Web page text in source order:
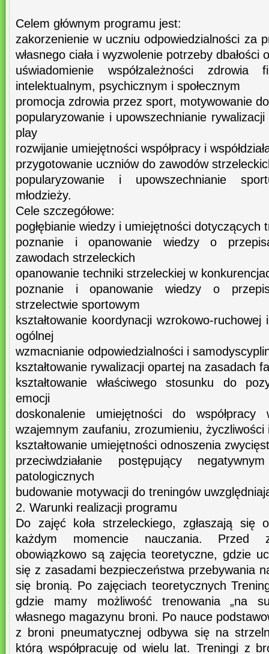
Celem głównym programu jest:
zakorzenienie w uczniu odpowiedzialności za
własnego ciała i wyzwolenie potrzeby dbałości
uświadomienie współzależności
intelektualnym, psychicznym i społecznym
promocja zdrowia przez sport, motywowanie
popularyzowanie i upowszechnianie
play
rozwijanie umiejętności współpracy i
przygotowanie uczniów do zawodów
popularyzowanie i upowszechnianie
młodzieży.
Cele szczegółowe:
pogłębianie wiedzy i umiejętności dotyczących
poznanie i opanowanie wiedzy o
zawodach strzeleckich
opanowanie techniki strzeleckiej w
poznanie i opanowanie wiedzy o
strzelectwie sportowym
kształtowanie koordynacji wzrokowo-
ogólnej
wzmacnianie odpowiedzialności i
kształtowanie rywalizacji opartej na zasadach
kształtowanie właściwego stosunku do
emocji
doskonalenie umiejętności do
wzajemnym zaufaniu, zrozumieniu, życzliwości
kształtowanie umiejętności odnoszenia
przeciwdziałanie postępujący
patologicznych
budowanie motywacji do treningów
2. Warunki realizacji programu
Do zajęć koła strzeleckiego, zgłaszają się
każdym momencie nauczania. Przed
obowiązkowo są zajęcia teoretyczne, gdzie
się z zasadami bezpieczeństwa przebywania
się bronią. Po zajęciach teoretycznych
gdzie mamy możliwość trenowania „na
własnego magazynu broni. Po nauce
z broni pneumatycznej odbywa się na
którą współpracuję od wielu lat. Treningi z